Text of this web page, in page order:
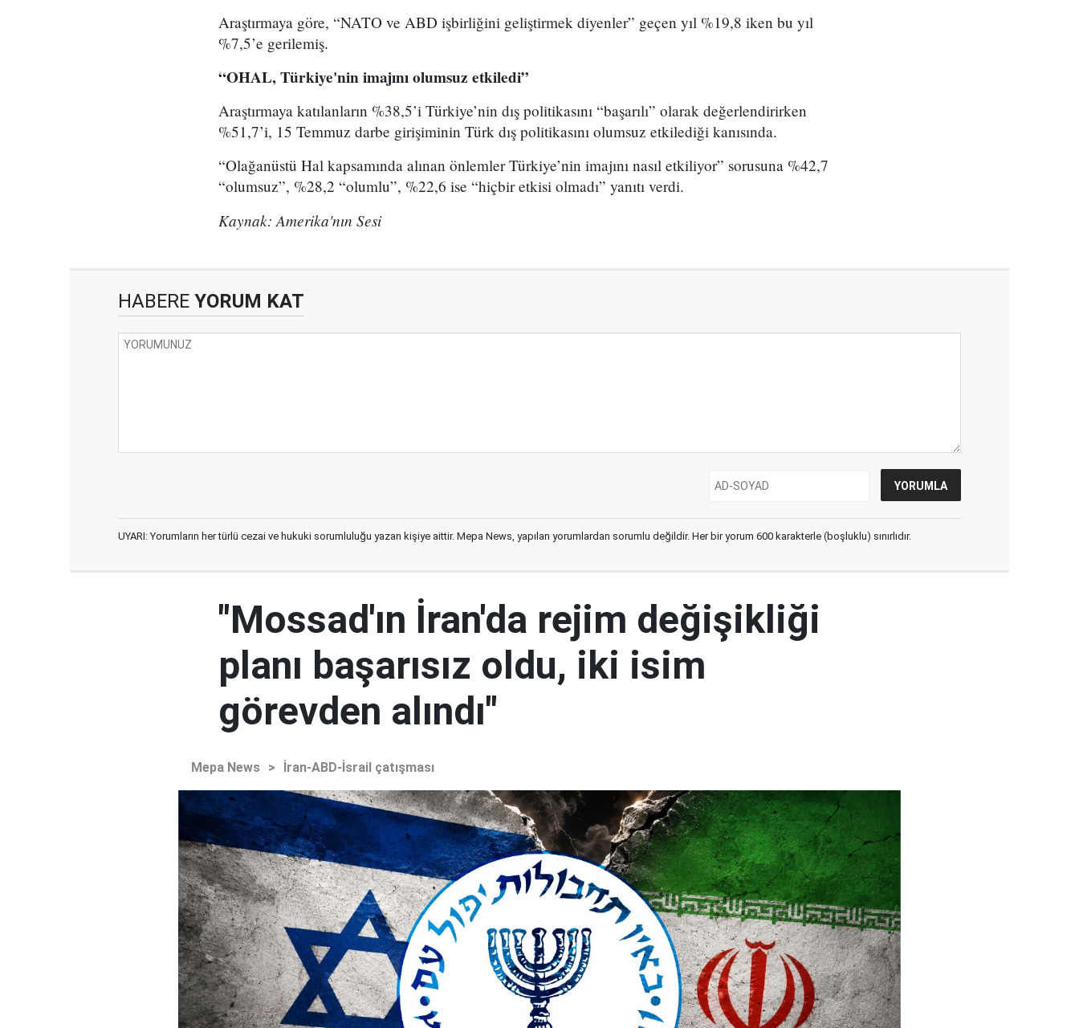
Araştırmaya göre, “NATO ve ABD işbirliğini geliştirmek diyenler” geçen yıl %19,8 iken bu yıl
%7,5’e gerilemiş.
“OHAL, Türkiye'nin imajını olumsuz etkiledi”
Araştırmaya katılanların %38,5’i Türkiye’nin dış politikasını “başarılı” olarak değerlendirirken
%51,7’i, 15 Temmuz darbe girişiminin Türk dış politikasını olumsuz etkilediği kanısında.
“Olağanüstü Hal kapsamında alınan önlemler Türkiye’nin imajını nasıl etkiliyor” sorusuna %42,7
“olumsuz”, %28,2 “olumlu”, %22,6 ise “hiçbir etkisi olmadı” yanıtı verdi.
Kaynak: Amerika'nın Sesi
HABERE YORUM KAT
UYARI: Yorumların her türlü cezai ve hukuki sorumluluğu yazan kişiye aittir. Mepa News, yapılan yorumlardan sorumlu değildir. Her bir yorum 600 karakterle (boşluklu) sınırlıdır.
"Mossad'ın İran'da rejim değişikliği
planı başarısız oldu, iki isim
görevden alındı"
Mepa News > İran-ABD-İsrail çatışması